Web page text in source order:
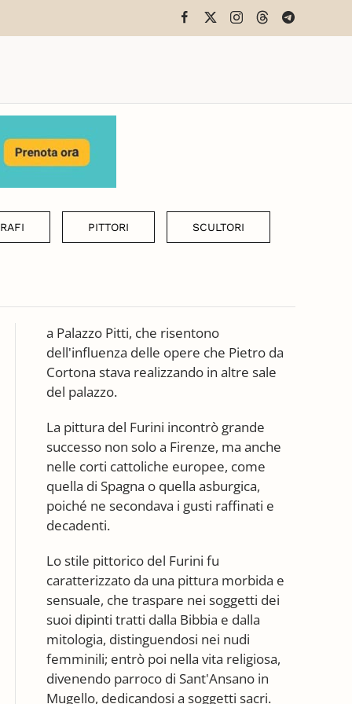
PITTORI SCULTORI
a Palazzo Pitti, che risentono
dell'influenza delle opere che Pietro da
Cortona stava realizzando in altre sale
del palazzo.
La pittura del Furini incontrò grande
successo non solo a Firenze, ma anche
nelle corti cattoliche europee, come
quella di Spagna o quella asburgica,
poiché ne secondava i gusti raffinati e
decadenti.
Lo stile pittorico del Furini fu
caratterizzato da una pittura morbida e
sensuale, che traspare nei soggetti dei
suoi dipinti tratti dalla Bibbia e dalla
mitologia, distinguendosi nei nudi
femminili; entrò poi nella vita religiosa,
divenendo parroco di Sant'Ansano in
Mugello, dedicandosi a soggetti sacri.